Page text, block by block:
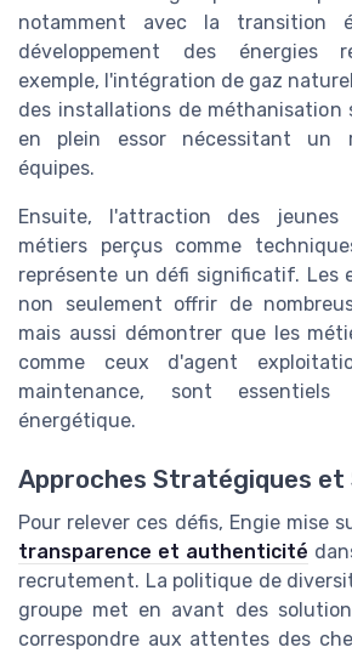
notamment avec la transition
développement des énergies
exemple, l'intégration de gaz
des installations de méthanisation
en plein essor nécessitant un
équipes.
Ensuite, l'attraction des
métiers perçus comme
représente un défi significatif. Les
non seulement offrir de
mais aussi démontrer que les
comme ceux d'agent
maintenance, sont
énergétique.
Approches Stratégiques et
Pour relever ces défis, Engie mise
transparence et authenticité
recrutement. La politique de
groupe met en avant des
correspondre aux attentes des